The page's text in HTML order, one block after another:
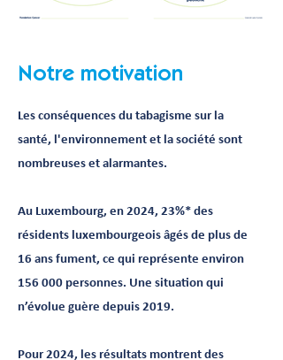
Notre motivation
Les conséquences du tabagisme sur la
santé, l'environnement et la société sont
nombreuses et alarmantes.
Au Luxembourg, en 2024, 23%* des
résidents luxembourgeois âgés de plus de
16 ans fument, ce qui représente environ
156 000 personnes. Une situation qui
n’évolue guère depuis 2019.
Pour 2024, les résultats montrent des